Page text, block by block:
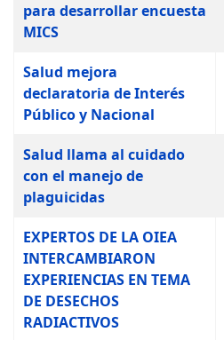
para desarrollar encuesta
MICS
Salud mejora
declaratoria de Interés
Público y Nacional
Salud llama al cuidado
con el manejo de
plaguicidas
EXPERTOS DE LA OIEA
INTERCAMBIARON
EXPERIENCIAS EN TEMA
DE DESECHOS
RADIACTIVOS